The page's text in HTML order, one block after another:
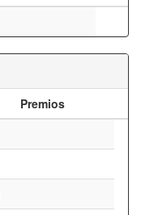
Premios